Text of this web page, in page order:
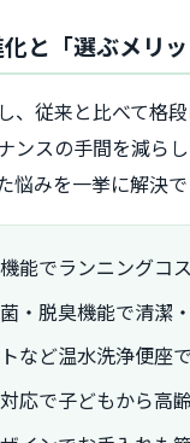
と「選ぶメリッ
、従来と比べて格
ンスの手間を減ら
悩みを一挙に解決で
能でランニングコ
・脱臭機能で清潔
など温水洗浄便座
応で子どもから高